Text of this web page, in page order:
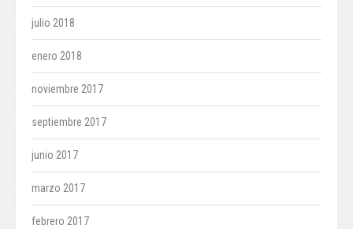
julio 2018
enero 2018
noviembre 2017
septiembre 2017
junio 2017
marzo 2017
febrero 2017